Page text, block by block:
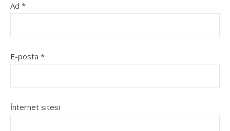
Ad *
E-posta *
İnternet sitesi